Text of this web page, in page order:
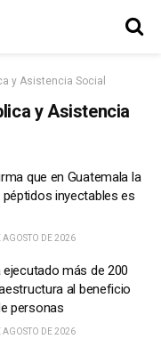
y Asistencia Social
y Asistencia
que en Guatemala la
inyectables es
AGOSTO DE 2026
más de 200
al beneficio
personas
AGOSTO DE 2026